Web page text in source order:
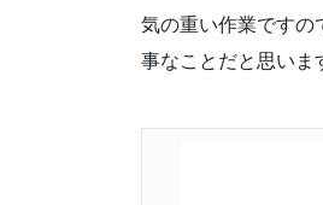
気の重い作業ですの
事なことだと思いま